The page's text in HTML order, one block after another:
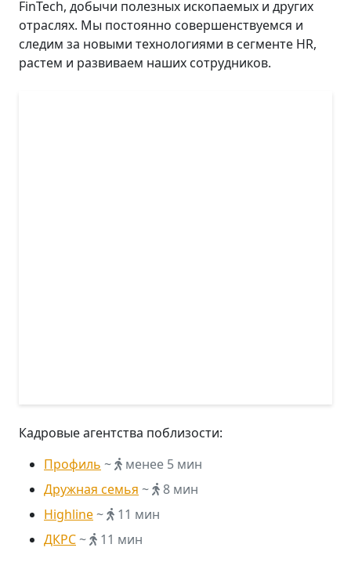
FinTech, добычи полезных ископаемых и других
отраслях. Мы постоянно совершенствуемся и
следим за новыми технологиями в сегменте HR,
растем и развиваем наших сотрудников.
Кадровые агентства поблизости:
Профиль ~
менее 5 мин
Дружная семья ~
8 мин
Highline~
11 мин
ДКРС~ 11 мин